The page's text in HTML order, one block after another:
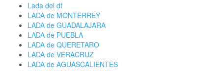
Lada del df
LADA de MONTERREY
LADA de GUADALAJARA
LADA de PUEBLA
LADA de QUERETARO
LADA de VERACRUZ
LADA de AGUASCALIENTES